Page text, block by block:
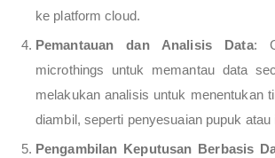
ke platform cloud.
Pemantauan dan Analisis Data:
microthings untuk memantau data
melakukan analisis untuk menentukan
diambil, seperti penyesuaian pupuk atau
Pengambilan Keputusan Berbasis